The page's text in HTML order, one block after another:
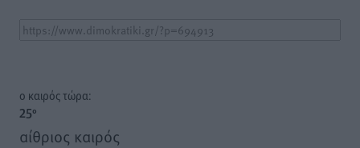
o καιρός τώρα:
25°
αίθριος καιρός